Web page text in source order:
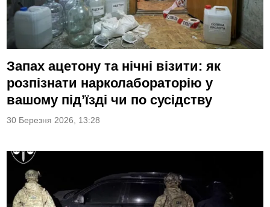
Запах ацетону та нічні візити: як
розпізнати нарколабораторію у
вашому під’їзді чи по сусідству
30 Березня 2026, 13:28